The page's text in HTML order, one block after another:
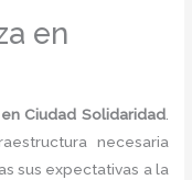
en
Ciudad Solidaridad.
necesaria
sus expectativas a la